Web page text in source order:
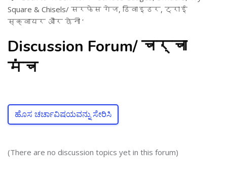
Square & Chisels/ सरफेस गेज, डिवाइडर, ट्राई
स्क्वायर और छेनी '
Discussion Forum/ चर्चा
मंच
ಹೊಸ ಚರ್ಚಾವಿಷಯವನ್ನು ಸೇರಿಸಿ
(There are no discussion topics yet in this forum)